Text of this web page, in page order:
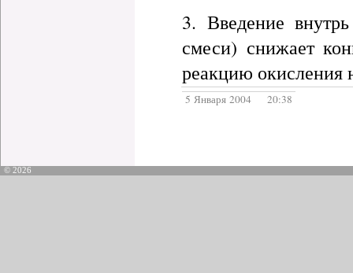
3. Введение
смеси) снижает
реакцию окисления
5 Января 2004 20:38
© 2026